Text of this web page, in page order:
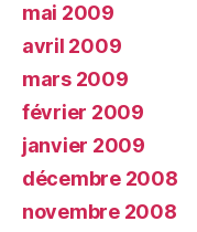
mai 2009
avril 2009
mars 2009
février 2009
janvier 2009
décembre 2008
novembre 2008